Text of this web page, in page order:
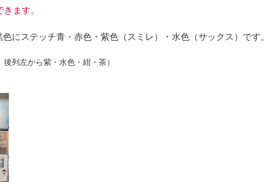
ます。
にステッチ青・赤色・紫色（スミレ）・水色（サックス）です。
列左から紫・水色・紺・茶）